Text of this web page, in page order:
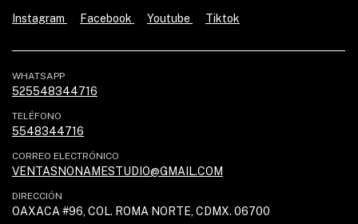
Instagram Facebook Youtube Tiktok
WHATSAPP
525548344716
TELÉFONO
5548344716
CORREO ELECTRÓNICO
VENTASNONAMESTUDIO@GMAIL.COM
DIRECCIÓN
OAXACA #96, COL. ROMA NORTE, CDMX. 06700